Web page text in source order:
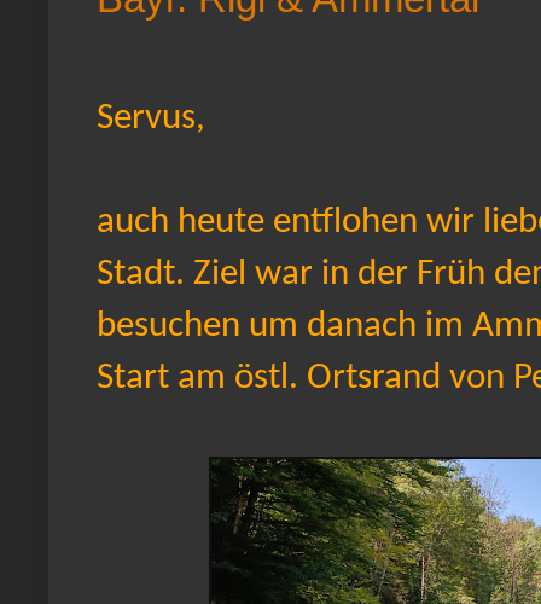
Servus,
auch heute entflohen wir
Stadt. Ziel war in der Früh
besuchen um danach im
Start am östl. Ortsrand von